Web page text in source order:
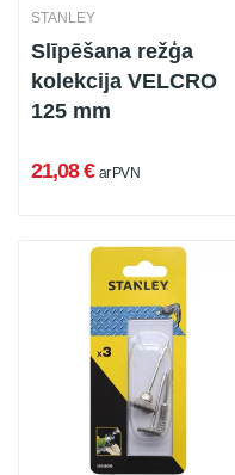
STANLEY
Slīpēšana režģa
kolekcija VELCRO
125 mm
21,08 € ar PVN